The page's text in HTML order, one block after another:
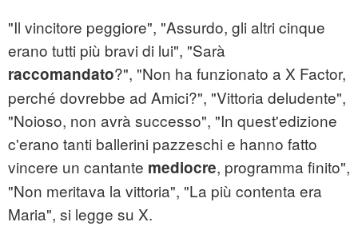
"Il vincitore peggiore", "Assurdo, gli altri cinque
erano tutti più bravi di lui", "Sarà
raccomandato?", "Non ha funzionato a X Factor,
perché dovrebbe ad Amici?", "Vittoria deludente",
"Noioso, non avrà successo", "In quest'edizione
c'erano tanti ballerini pazzeschi e hanno fatto
vincere un cantante mediocre, programma finito",
"Non meritava la vittoria", "La più contenta era
Maria", si legge su X.